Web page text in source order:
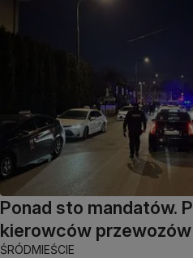
Ponad sto mandatów.
kierowców
ŚRÓDMIEŚCIE